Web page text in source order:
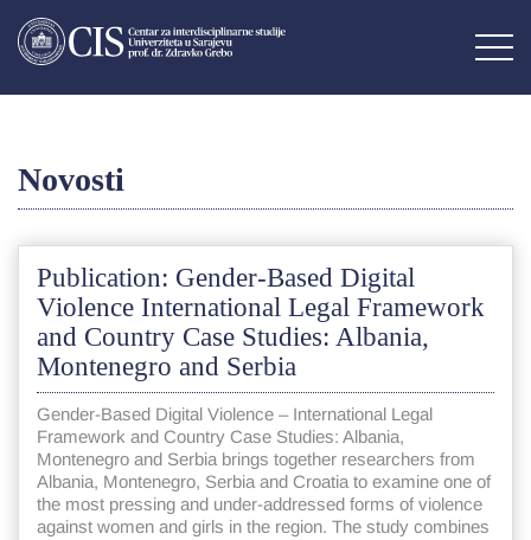
Novosti
Publication: Gender-Based Digital
Violence International Legal Framework
and Country Case Studies: Albania,
Montenegro and Serbia
Gender-Based Digital Violence – International Legal
Framework and Country Case Studies: Albania,
Montenegro and Serbia brings together researchers from
Albania, Montenegro, Serbia and Croatia to examine one of
the most pressing and under-addressed forms of violence
against women and girls in the region. The study combines